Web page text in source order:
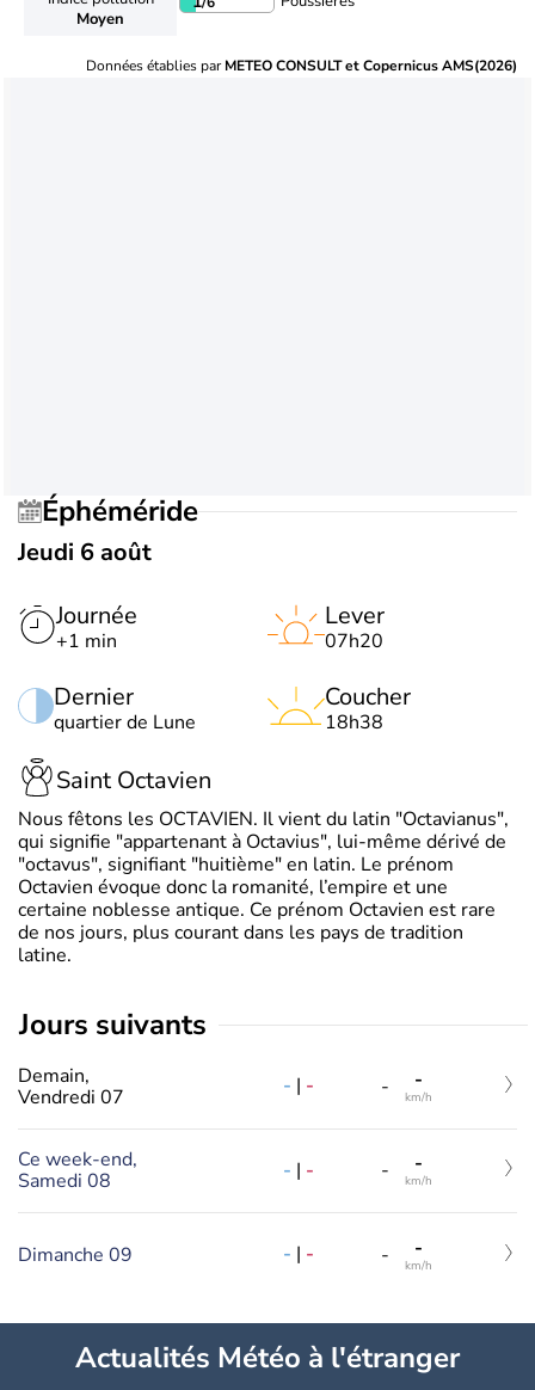
Moyen
Données établies parMETEO CONSULT et Copernicus AMS(2026)
Éphéméride
Jeudi 6 août
Journée
+1 min
Dernier
quartier de Lune
Lever
07h20
Coucher
18h38
Saint Octavien
Nous fêtons les OCTAVIEN. Il vient du latin "Octavianus",
qui signifie "appartenant à Octavius", lui-même dérivé de
"octavus", signifiant "huitième" en latin. Le prénom
Octavien évoque donc la romanité, l’empire et une
certaine noblesse antique. Ce prénom Octavien est rare
de nos jours, plus courant dans les pays de tradition
latine.
jours suivants
Demain,
Vendredi 07
- | - - -
km/h
Ce week-end,
Samedi 08
- | - - -
km/h
Dimanche 09 - | - - -
km/h
Actualités Météo à l'étranger